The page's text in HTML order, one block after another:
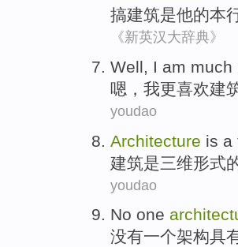
搞建筑是他的本
《新英汉大辞典》
Well, I am much
嗯 ， 我更喜欢建
youdao
Architecture is a
建筑是三维形式
youdao
No one
没有一个架构具